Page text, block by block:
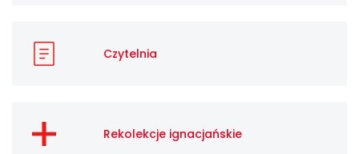
Czytelnia
Rekolekcje ignacjańskie